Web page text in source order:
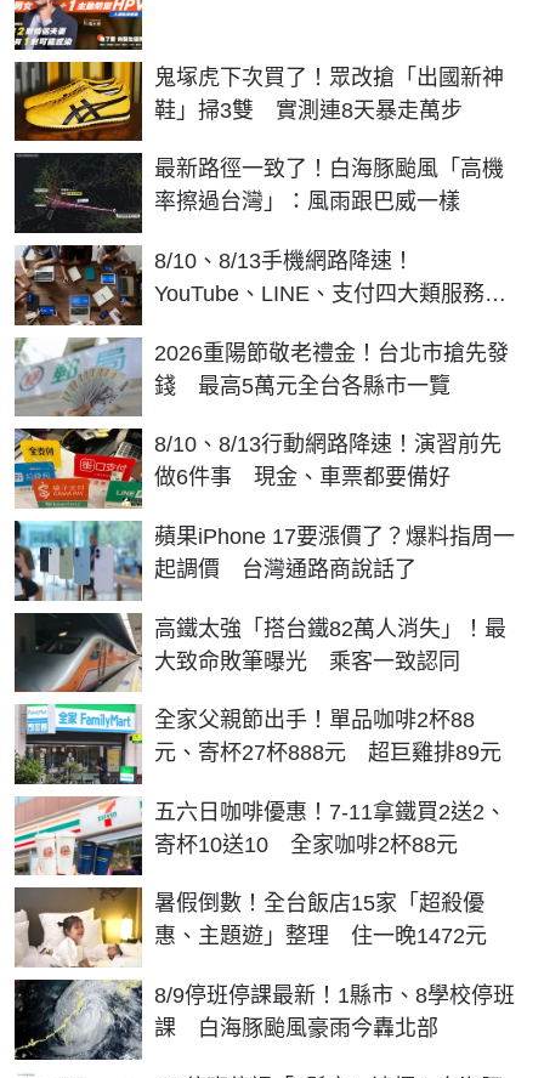
鬼塚虎下次買了！眾改搶「出國新神
鞋」掃3雙 實測連8天暴走萬步
最新路徑一致了！白海豚颱風「高機
率擦過台灣」：風雨跟巴威一樣
8/10、8/13手機網路降速！
YouTube、LINE、支付四大類服務受
2026重陽節敬老禮金！台北市搶先發
錢 最高5萬元全台各縣市一覽
8/10、8/13行動網路降速！演習前先
做6件事 現金、車票都要備好
蘋果iPhone 17要漲價了？爆料指周一
起調價 台灣通路商說話了
高鐵太強「搭台鐵82萬人消失」！最
大致命敗筆曝光 乘客一致認同
全家父親節出手！單品咖啡2杯88
元、寄杯27杯888元 超巨雞排89元
五六日咖啡優惠！7-11拿鐵買2送2、
寄杯10送10 全家咖啡2杯88元
暑假倒數！全台飯店15家「超殺優
惠、主題遊」整理 住一晚1472元
8/9停班停課最新！1縣市、8學校停班
課 白海豚颱風豪雨今轟北部